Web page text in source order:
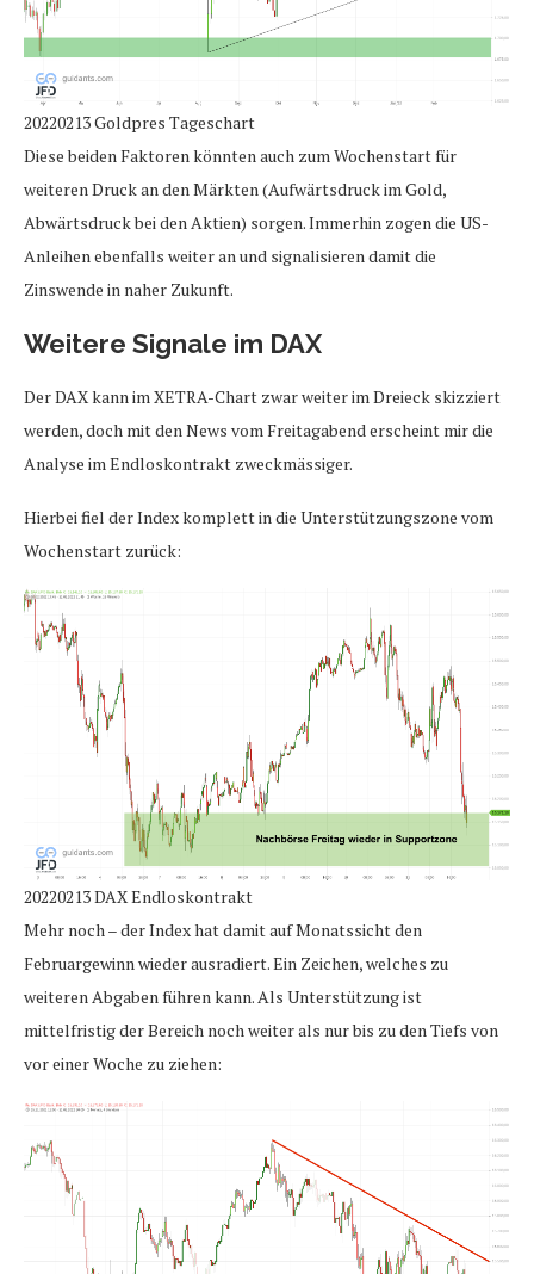
20220213 Goldpres Tageschart
Diese beiden Faktoren könnten auch zum Wochenstart für
weiteren Druck an den Märkten (Aufwärtsdruck im Gold,
Abwärtsdruck bei den Aktien) sorgen. Immerhin zogen die US-
Anleihen ebenfalls weiter an und signalisieren damit die
Zinswende in naher Zukunft.
Weitere Signale im DAX
Der DAX kann im XETRA-Chart zwar weiter im Dreieck skizziert
werden, doch mit den News vom Freitagabend erscheint mir die
Analyse im Endloskontrakt zweckmässiger.
Hierbei fiel der Index komplett in die Unterstützungszone vom
Wochenstart zurück:
20220213 DAX Endloskontrakt
Mehr noch – der Index hat damit auf Monatssicht den
Februargewinn wieder ausradiert. Ein Zeichen, welches zu
weiteren Abgaben führen kann. Als Unterstützung ist
mittelfristig der Bereich noch weiter als nur bis zu den Tiefs von
vor einer Woche zu ziehen: